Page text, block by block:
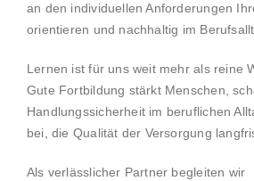
an den individuellen Anforderungen
orientieren und nachhaltig im
Lernen ist für uns weit mehr als reine
Gute Fortbildung stärkt Menschen,
Handlungssicherheit im beruflichen
bei, die Qualität der Versorgung
Als verlässlicher Partner begleiten wir